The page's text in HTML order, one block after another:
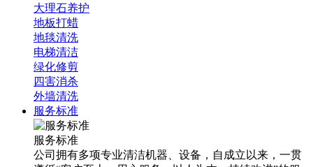
大理石养护
地板打蜡
地毯清洗
电梯清洁
绿化修剪
四害消杀
外墙清洗
服务标准
服务标准
公司拥有多项专业清洁机器、设备，自成立以来，一贯